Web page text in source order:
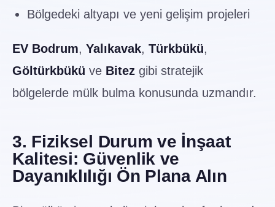
Bölgedeki altyapı ve yeni gelişim projeleri
EV Bodrum, Yalıkavak, Türkbükü,
Göltürkbükü ve Bitez gibi stratejik
bölgelerde mülk bulma konusunda uzmandır.
3. Fiziksel Durum ve İnşaat
Kalitesi: Güvenlik ve
Dayanıklılığı Ön Plana Alın